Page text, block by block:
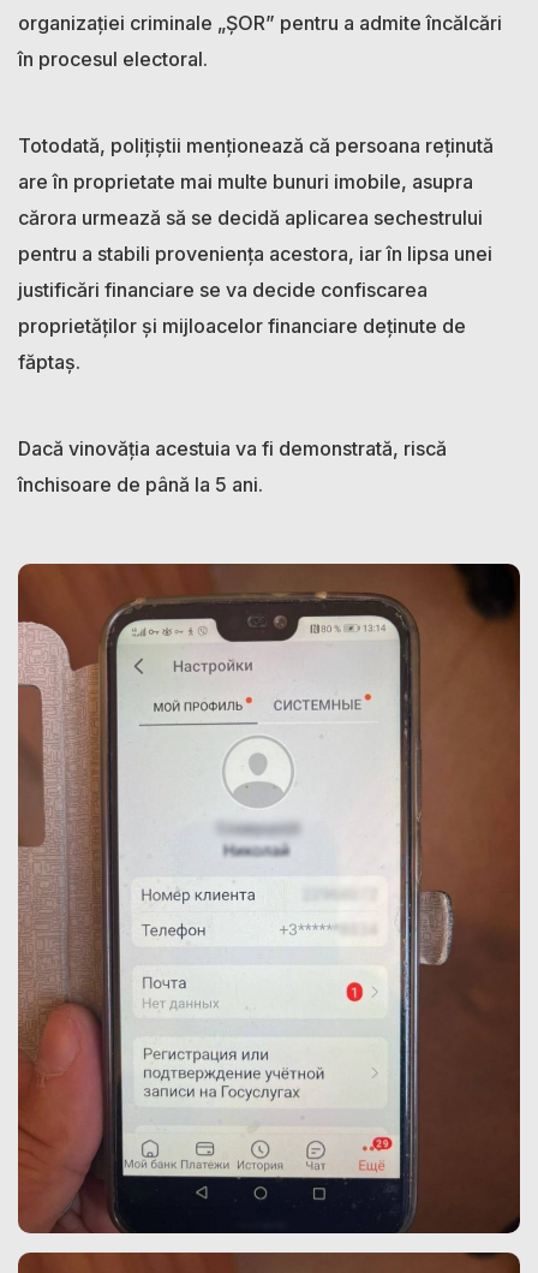
organizației criminale „ȘOR” pentru a admite încălcări
în procesul electoral.
Totodată, polițiștii menționează că persoana reținută
are în proprietate mai multe bunuri imobile, asupra
cărora urmează să se decidă aplicarea sechestrului
pentru a stabili proveniența acestora, iar în lipsa unei
justificări financiare se va decide confiscarea
proprietăților și mijloacelor financiare deținute de
făptaș.
Dacă vinovăția acestuia va fi demonstrată, riscă
închisoare de până la 5 ani.